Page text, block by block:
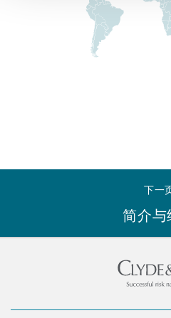
彻斯特，新贝利广场2号
下一
简介与